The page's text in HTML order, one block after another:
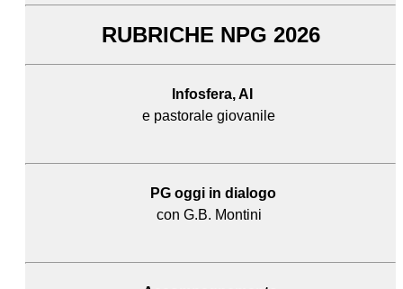
RUBRICHE NPG 2026
Infosfera, AI
e pastorale giovanile
PG oggi in dialogo
con G.B. Montini